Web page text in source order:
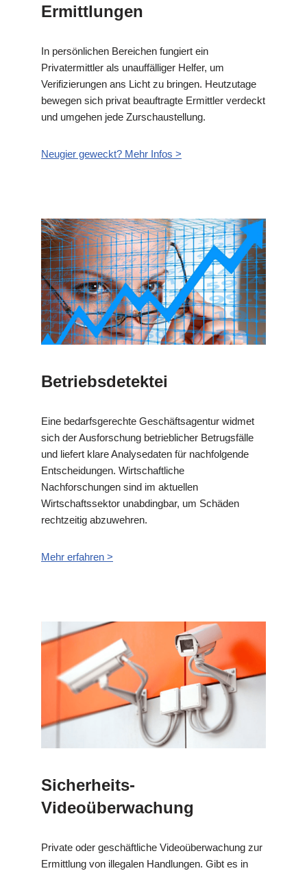
Ermittlungen
In persönlichen Bereichen fungiert ein
Privatermittler als unauffälliger Helfer, um
Verifizierungen ans Licht zu bringen. Heutzutage
bewegen sich privat beauftragte Ermittler verdeckt
und umgehen jede Zurschaustellung.
Neugier geweckt? Mehr Infos >
Betriebsdetektei
Eine bedarfsgerechte Geschäftsagentur widmet
sich der Ausforschung betrieblicher Betrugsfälle
und liefert klare Analysedaten für nachfolgende
Entscheidungen. Wirtschaftliche
Nachforschungen sind im aktuellen
Wirtschaftssektor unabdingbar, um Schäden
rechtzeitig abzuwehren.
Mehr erfahren >
Sicherheits-
Videoüberwachung
Private oder geschäftliche Videoüberwachung zur
Ermittlung von illegalen Handlungen. Gibt es in